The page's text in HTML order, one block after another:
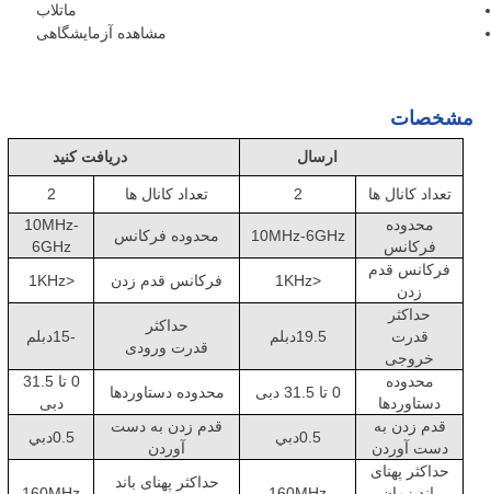
ماتلاب
مشاهده آزمایشگاهی
مشخصات
ارسال دریافت کنید
تعداد کانال ها 2 تعداد کانال ها
2
محدوده
فرکانس
10MHz-6GHz محدوده فرکانس
10MHz-
6GHz
فرکانس قدم
زدن
<1KHz فرکانس قدم زدن
<1KHz
حداکثر
قدرت
خروجی
19.5دبلم
حداکثر
قدرت ورودی
-15دبلم
محدوده
دستاوردها
0 تا 31.5 دبی محدوده دستاوردها
0 تا 31.5
دبی
قدم زدن به
دست آوردن
0.5دبي
قدم زدن به دست
آوردن
0.5دبي
حداکثر پهنای
حداکثر پهنای باند